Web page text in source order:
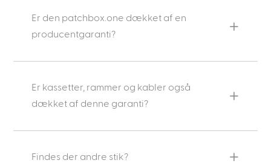
Er den patchbox.one dækket af en
producentgaranti?
Er kassetter, rammer og kabler også
dækket af denne garanti?
Findes der andre stik?